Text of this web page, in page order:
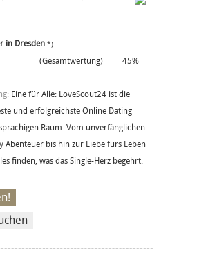
in Dresden *)
(Gesamtwertung)
45%
Eine für Alle: LoveScout24 ist die
und erfolgreichste Online Dating
Raum. Vom unverfänglichen
Abenteuer bis hin zur Liebe fürs Leben
finden, was das Single-Herz begehrt.